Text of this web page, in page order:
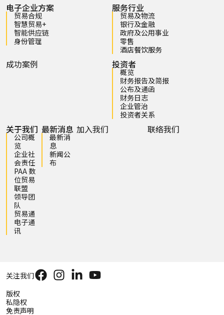
电子企业方案
贸易合规
智慧贸易+
智能供应链
身份管理
服务行业
贸易及物流
银行及金融
政府及公用事业
零售
酒店餐饮服务
成功案例 投资者
概览
财务报告及简报
公布及通函
财务日志
企业管治
投资者关系
关于我们
公司概
览
企业社
会责任
PAA 数
位贸易
联盟
领导团
队
贸易通
电子通
讯
最新消息
最新消
息
新闻公
布
加入我们 联络我们
版权
私隐权
免责声明
关注我们